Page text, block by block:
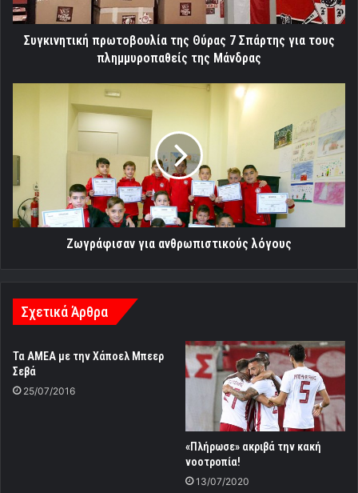
τους
πλημμυροπαθείς
τηςΣυγκινητική πρωτοβουλία της Θύρας 7 Σπάρτης για τους
πλημμυροπαθείς της Μάνδρας
ανθρωπιστικούς
Ζωγράφισαν για ανθρωπιστικούς λόγους
Σχετικά Άρθρα
Τα ΑΜΕΑ με την Χάποελ Μπεερ
Σεβά
25/07/2016
«Πλήρωσε» ακριβά την κακή
νοοτροπία!
13/07/2020